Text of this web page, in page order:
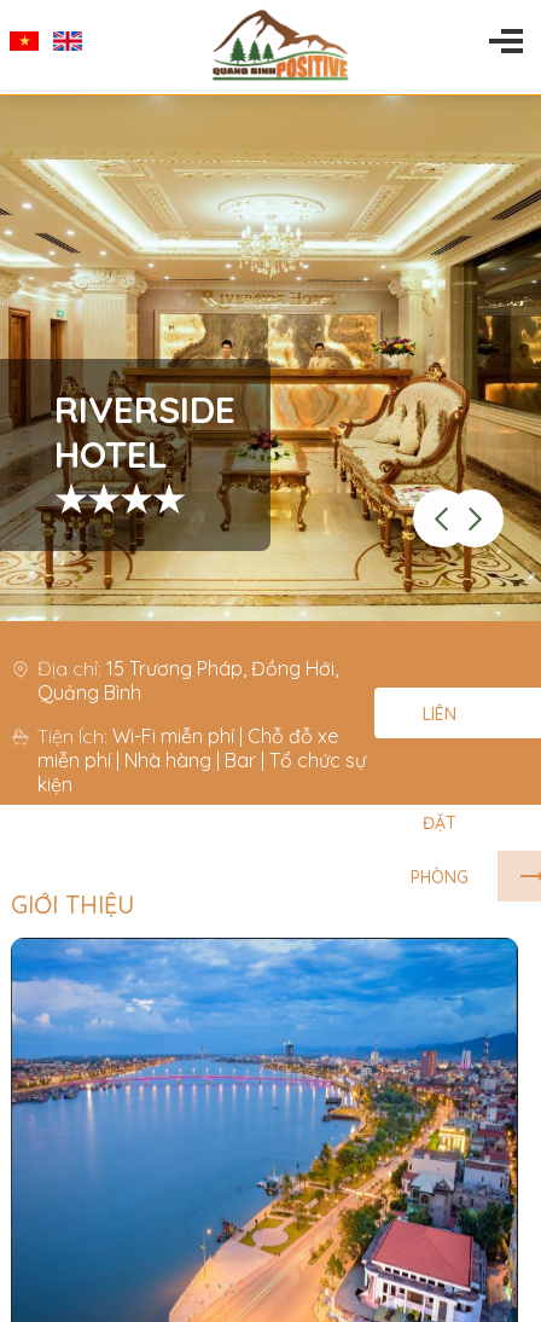
RIVERSIDE
HOTEL
★★★★
Địa chỉ: 15 Trương Pháp, Đồng Hới,
Quảng Bình
Tiện Ích: Wi-Fi miễn phí | Chỗ đỗ xe
miễn phí | Nhà hàng | Bar | Tổ chức sự
kiện
LIÊN
ĐẶT
PHÒNG
GIỚI THIỆU